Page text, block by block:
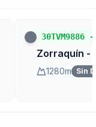
30TVM9886 -
Zorraquín -
1280m Sin